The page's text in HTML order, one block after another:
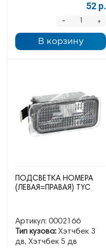
52 р.
+
-
В корзину
ПОДСВЕТКА НОМЕРА
(ЛЕВАЯ=ПРАВАЯ) TYC
Артикул: 0002166
Тип кузова: Хэтчбек 3
дв, Хэтчбек 5 дв